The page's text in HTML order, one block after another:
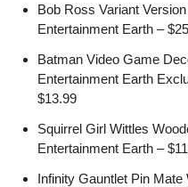
Bob Ross Variant
Entertainment Earth – $25
Batman Video Game
Entertainment Earth
$13.99
Squirrel Girl Wittles
Entertainment Earth –
Infinity Gauntlet Pin